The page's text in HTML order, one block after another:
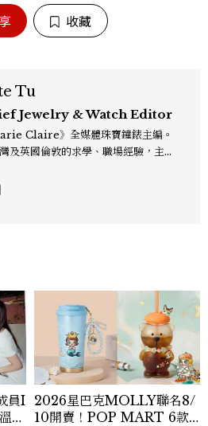
收藏
Tu
Jewelry & Watch Editor
Claire》全媒體珠寶鐘錶主編。
及英國倫敦的求學、職場經驗，主修
》編輯工作內容，包括錶展等國際活動
、珠寶市場動態等專題，及視覺拍攝執
員I
柔
2026星巴克MOLLY聯名8/
10開賣！POP MART 6款